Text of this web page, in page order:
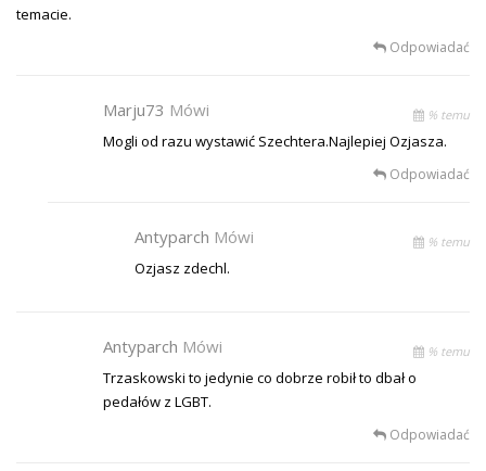
temacie.
Odpowiadać
Marju73 Mówi % temu
Mogli od razu wystawić Szechtera.Najlepiej Ozjasza.
Odpowiadać
Antyparch Mówi % temu
Ozjasz zdechl.
Antyparch Mówi % temu
Trzaskowski to jedynie co dobrze robił to dbał o
pedałów z LGBT.
Odpowiadać